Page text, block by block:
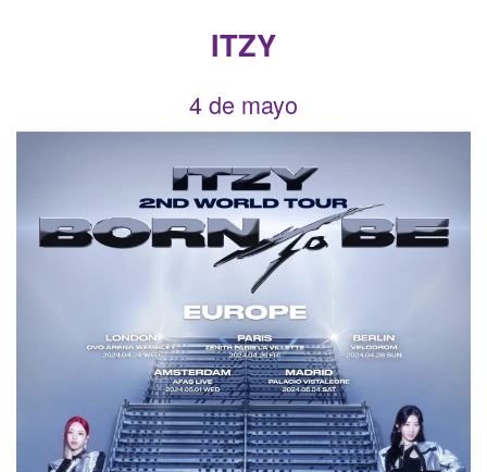
ITZY
4 de mayo